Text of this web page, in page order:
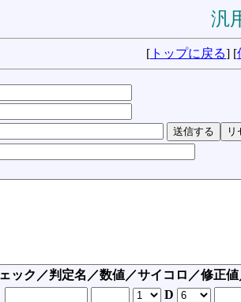
汎
[ トップに戻る] [
ック／判定名／数値／サイコロ／修正
D